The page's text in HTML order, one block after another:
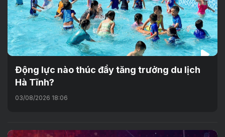
Động lực nào thúc đẩy tăng trưởng du lịch
Hà Tĩnh?
03/08/2026 18:06